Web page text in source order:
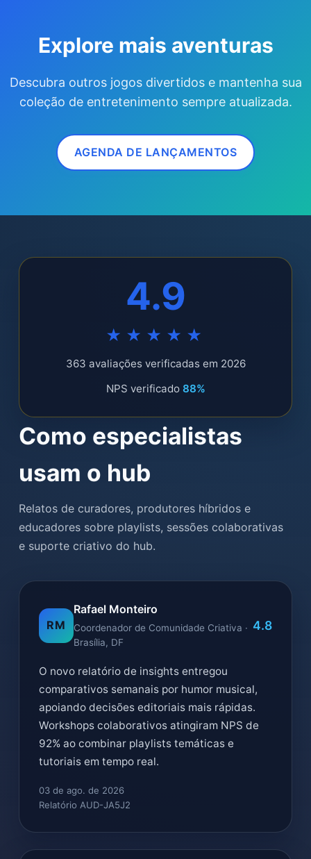
Explore mais aventuras
Descubra outros jogos divertidos e mantenha sua
coleção de entretenimento sempre atualizada.
AGENDA DE LANÇAMENTOS
4.9
★★★★★
363 avaliações verificadas em 2026
NPS verificado 88%
Como especialistas
usam o hub
Relatos de curadores, produtores híbridos e
educadores sobre playlists, sessões colaborativas
e suporte criativo do hub.
RM
Rafael Monteiro
Coordenador de Comunidade Criativa ·
Brasília, DF
4.8
O novo relatório de insights entregou
comparativos semanais por humor musical,
apoiando decisões editoriais mais rápidas.
Workshops colaborativos atingiram NPS de
92% ao combinar playlists temáticas e
tutoriais em tempo real.
03 de ago. de 2026
Relatório AUD-JA5J2